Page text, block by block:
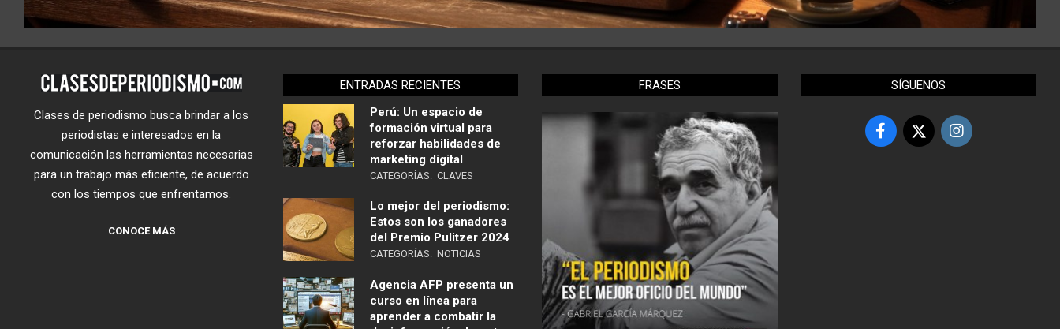
Clases de periodismo busca brindar a los
periodistas e interesados en la
comunicación las herramientas necesarias
para un trabajo más eficiente, de acuerdo
con los tiempos que enfrentamos.
CONOCE MÁS
ENTRADAS RECIENTES
Perú: Un espacio de
formación virtual para
reforzar habilidades de
marketing digital
CATEGORÍAS: CLAVES
Lo mejor del periodismo:
Estos son los ganadores
del Premio Pulitzer 2024
CATEGORÍAS: NOTICIAS
Agencia AFP presenta un
curso en línea para
aprender a combatir la
FRASES SÍGUENOS